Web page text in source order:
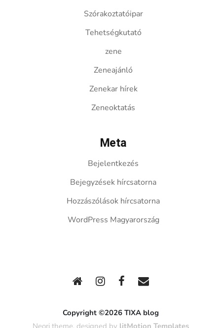
Szórakoztatóipar
Tehetségkutató
zene
Zeneajánló
Zenekar hírek
Zeneoktatás
Meta
Bejelentkezés
Bejegyzések hírcsatorna
Hozzászólások hírcsatorna
WordPress Magyarország
Copyright ©2026 TIXA blog
Neori theme, designed by litMotion Templates